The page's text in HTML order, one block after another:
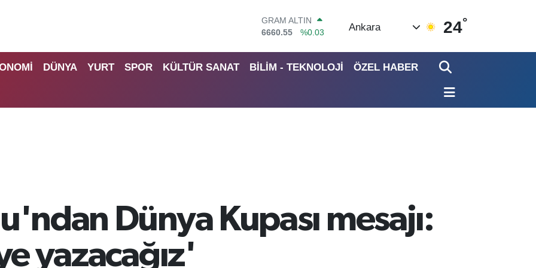
GRAM ALTIN
6660.55
%0.03
BITCOIN
Ankara 24°
DÜNYA YURT SPOR KÜLTÜR SANAT BİLİM - TEKNOLOJİ ÖZEL HABER
Dünya Kupası mesajı:
yazacağız'